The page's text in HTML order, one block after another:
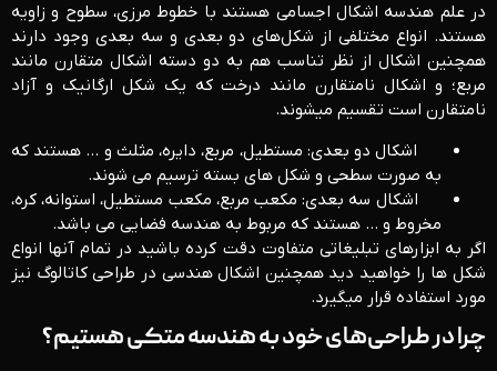
در علم هندسه اشکال اجسامی هستند با خطوط مرزی، سطوح و زاویه
هستند. انواع مختلفی از شکل‌های دو بعدی و سه بعدی وجود دارند
همچنین اشکال از نظر تناسب هم به دو دسته اشکال متقارن مانند
مربع؛ و اشکال نامتقارن مانند درخت که یک شکل ارگانیک و آزاد
نامتقارن است تقسیم میشوند.
اشکال دو بعدی: مستطیل، مربع، دایره، مثلث و … هستند که
به صورت سطحی و شکل های بسته ترسیم می شوند.
اشکال سه بعدی: مکعب مربع، مکعب مستطیل، استوانه، کره،
مخروط و … هستند که مربوط به هندسه فضایی می باشد.
اگر به ابزارهای تبلیغاتی متفاوت دقت کرده باشید در تمام آنها انواع
شکل ها را خواهید دید همچنین اشکال هندسی در طراحی کاتالوگ نیز
مورد استفاده قرار میگیرد.
چرا در طراحی‌های خود به هندسه متکی هستیم؟